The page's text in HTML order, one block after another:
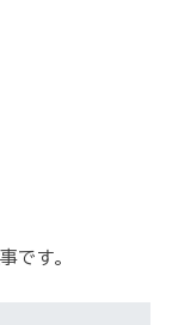
です。